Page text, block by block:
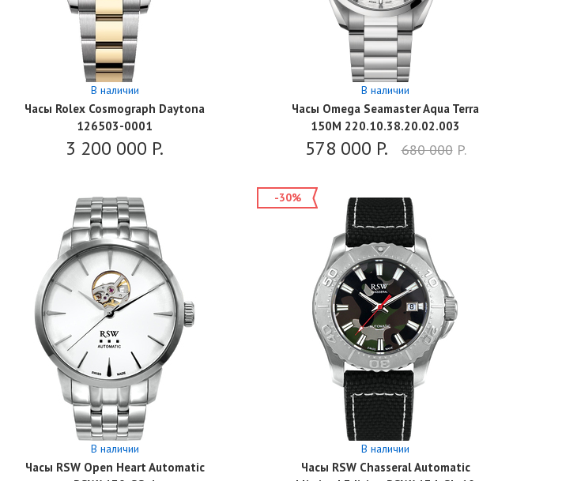
В наличии
Часы Rolex Cosmograph Daytona
126503-0001
3 200 000 P.
В наличии
Часы Omega Seamaster Aqua Terra
150M 220.10.38.20.02.003
578 000 P. 680 000P.
В наличии
Часы RSW Open Heart Automatic
В наличии
Часы RSW Chasseral Automatic
-30%